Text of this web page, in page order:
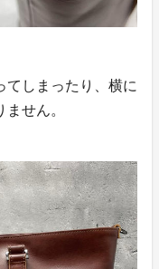
てしまったり、横に
せん。